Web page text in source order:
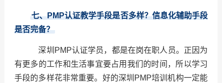
七、PMP认证教学手段是否多样？信息化辅助手段
是否完备？
深圳PMP认证学员，都是在岗在职人员。正因为
有更多的工作和生活事宜要占用我们的时间，所以学习
手段的多样花非常重要。好的深圳PMP培训机构一定能